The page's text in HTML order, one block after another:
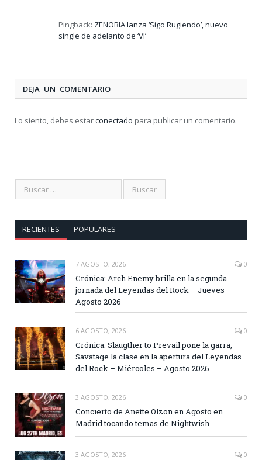
Pingback: ZENOBIA lanza ‘Sigo Rugiendo’, nuevo
single de adelanto de ‘VI’
DEJA UN COMENTARIO
Lo siento, debes estarconectado para publicar un comentario.
RECIENTES POPULARES
7 AGOSTO, 2026 0
Crónica: Arch Enemy brilla en la segunda
jornada del Leyendas del Rock – Jueves –
Agosto 2026
6 AGOSTO, 2026 0
Crónica: Slaugther to Prevail pone la garra,
Savatage la clase en la apertura del Leyendas
del Rock – Miércoles – Agosto 2026
3 AGOSTO, 2026 0
Concierto de Anette Olzon en Agosto en
Madrid tocando temas de Nightwish
3 AGOSTO, 2026 0